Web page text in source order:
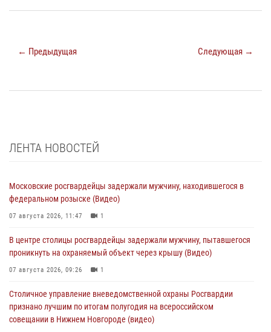
← Предыдущая Следующая →
ЛЕНТА НОВОСТЕЙ
Московские росгвардейцы задержали мужчину, находившегося в
федеральном розыске (Видео)
07 августа 2026, 11:47 1
В центре столицы росгвардейцы задержали мужчину, пытавшегося
проникнуть на охраняемый объект через крышу (Видео)
07 августа 2026, 09:26 1
Столичное управление вневедомственной охраны Росгвардии
признано лучшим по итогам полугодия на всероссийском
совещании в Нижнем Новгороде (видео)